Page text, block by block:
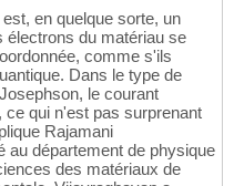
en quelque sorte, un
électrons du matériau se
comme s'ils
Dans le type de
le courant
ce qui n'est pas surprenant
Rajamani
au département de physique
des matériaux de